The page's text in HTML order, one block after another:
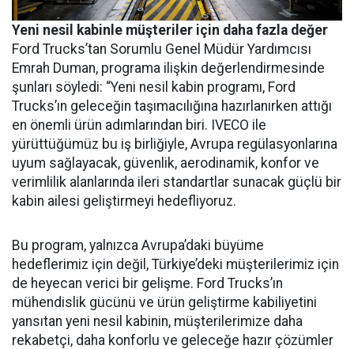
Yeni nesil kabinle müşteriler için daha fazla değer
Ford Trucks’tan Sorumlu Genel Müdür Yardımcısı
Emrah Duman, programa ilişkin değerlendirmesinde
şunları söyledi: “Yeni nesil kabin programı, Ford
Trucks’ın geleceğin taşımacılığına hazırlanırken attığı
en önemli ürün adımlarından biri. IVECO ile
yürüttüğümüz bu iş birliğiyle, Avrupa regülasyonlarına
uyum sağlayacak, güvenlik, aerodinamik, konfor ve
verimlilik alanlarında ileri standartlar sunacak güçlü bir
kabin ailesi geliştirmeyi hedefliyoruz.
Bu program, yalnızca Avrupa’daki büyüme
hedeflerimiz için değil, Türkiye’deki müşterilerimiz için
de heyecan verici bir gelişme. Ford Trucks’ın
mühendislik gücünü ve ürün geliştirme kabiliyetini
yansıtan yeni nesil kabinin, müşterilerimize daha
rekabetçi, daha konforlu ve geleceğe hazır çözümler